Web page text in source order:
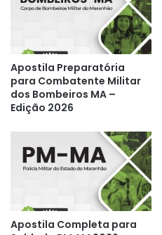
Apostila Preparatória
para Combatente Militar
dos Bombeiros MA –
Edição 2026
Apostila Completa para